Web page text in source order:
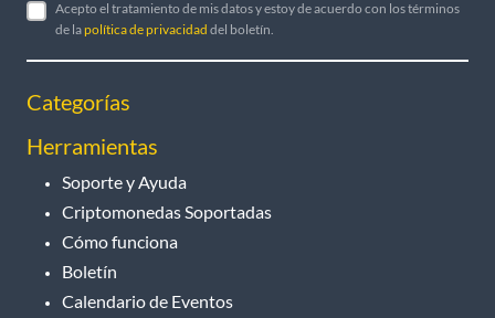
Acepto el tratamiento de mis datos y estoy de acuerdo con los términos
de lapolítica de privacidad del boletín.
Categorías
Herramientas
Soporte y Ayuda
Criptomonedas Soportadas
Cómo funciona
Boletín
Calendario de Eventos